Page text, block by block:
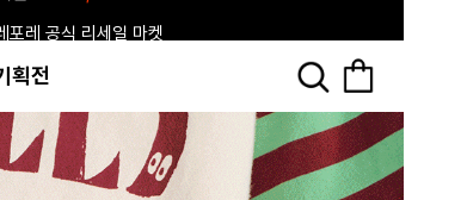
포레 공식 리세일 마켓
획전